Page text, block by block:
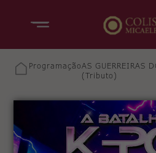
ProgramaçãoAS GUERREIRAS
(Tributo)